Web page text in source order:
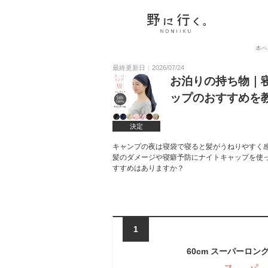
本
最終更新日：2026/07/24
決定
お泊りの持ち物｜
ップのおすすめを
キャンプの夜は寝袋で寝ると髪がうねりやす
髪のダメージや寝癖予防にナイトキャップを
すすめはありますか？
1